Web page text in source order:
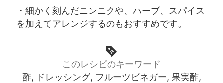
・細かく刻んだニンニクや、ハーブ、スパイス
を加えてアレンジするのもおすすめです。
このレシピのキーワード
酢, ドレッシング, フルーツビネガー, 果実酢,